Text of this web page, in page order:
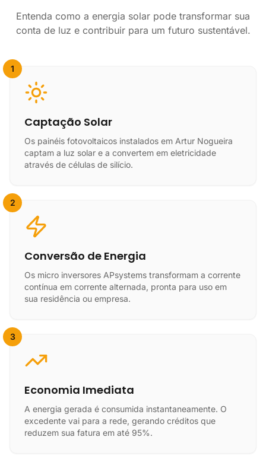
Entenda como a energia solar pode transformar sua
conta de luz e contribuir para um futuro sustentável.
1
Captação Solar
Os painéis fotovoltaicos instalados em Artur Nogueira
captam a luz solar e a convertem em eletricidade
através de células de silício.
2
Conversão de Energia
Os micro inversores APsystems transformam a corrente
contínua em corrente alternada, pronta para uso em
sua residência ou empresa.
3
Economia Imediata
A energia gerada é consumida instantaneamente. O
excedente vai para a rede, gerando créditos que
reduzem sua fatura em até 95%.